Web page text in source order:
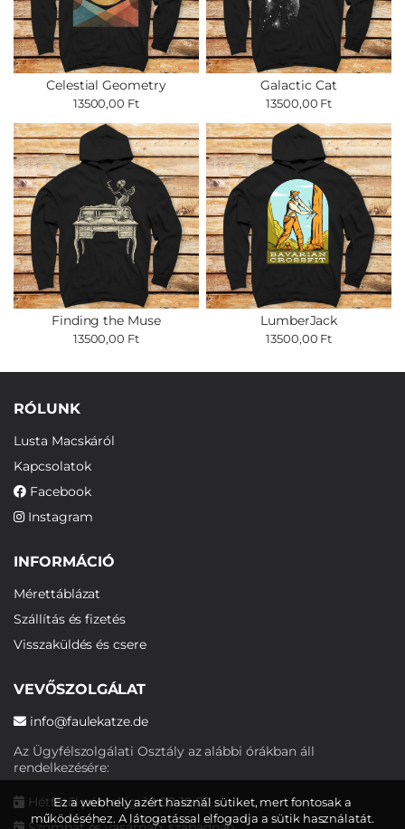
Celestial Geometry
13500,00 Ft
Galactic Cat
13500,00 Ft
Finding the Muse
13500,00 Ft
LumberJack
13500,00 Ft
RÓLUNK
Lusta Macskáról
Kapcsolatok
Facebook
Instagram
INFORMÁCIÓ
Mérettáblázat
Szállítás és fizetés
Visszaküldés és csere
VEVŐSZOLGÁLAT
info@faulekatze.de
Az Ügyfélszolgálati Osztály az alábbi órákban áll
rendelkezésére:
Hétfőtől péntekig: 10:00-19:00
Ez a webhely azért használ sütiket, mert fontosak a
működéséhez. A látogatással elfogadja a sütik használatát.